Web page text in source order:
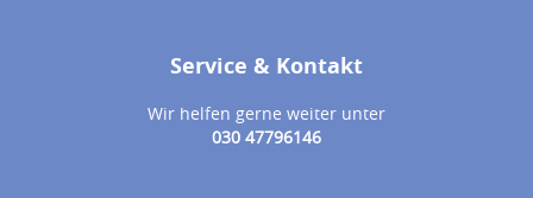
Service & Kontakt
Wir helfen gerne weiter unter
030 47796146